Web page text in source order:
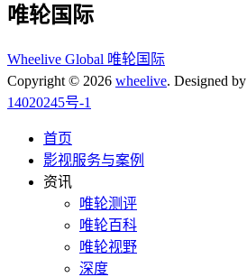
唯轮国际
Wheelive Global 唯轮国际
Copyright © 2026 wheelive. Designed by
14020245号-1
首页
影视服务与案例
资讯
唯轮测评
唯轮百科
唯轮视野
深度